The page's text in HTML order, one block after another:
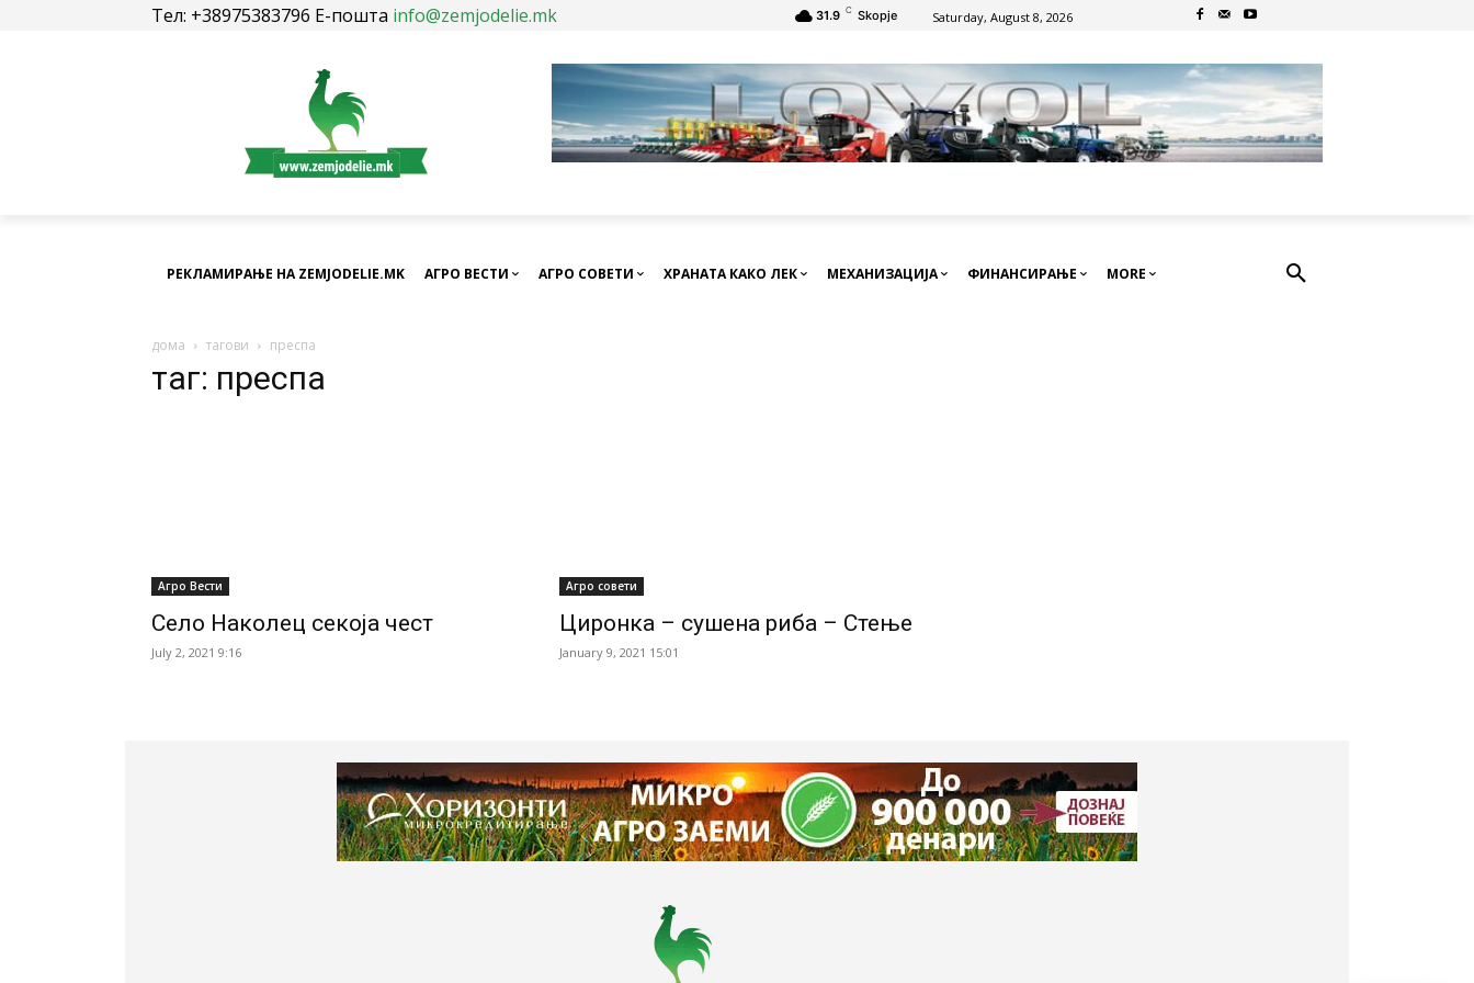
Тел: +38975383796 Е-пошта info@zemjodelie.mk 31.9 C Skopje Saturday, August 8, 2026
РЕКЛАМИРАЊЕ НА ZEMJODELIE.MK АГРО ВЕСТИ АГРО СОВЕТИ ХРАНАТА КАКО ЛЕК МЕХАНИЗАЦИЈА ФИНАНСИРАЊЕ MORE
дома тагови преспа
таг: преспа
Агро Вести
Село Наколец секоја чест
July 2, 2021 9:16
Агро совети
Циронка – сушена риба – Стење
January 9, 2021 15:01